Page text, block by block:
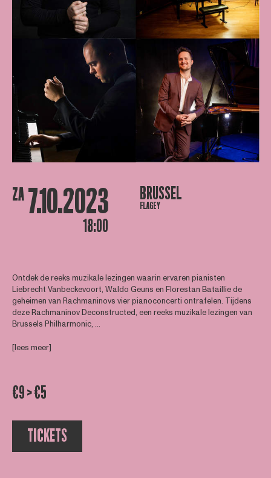
ZA 7.10.2023
18:00
BRUSSEL
FLAGEY
Ontdek de reeks muzikale lezingen waarin ervaren pianisten
Liebrecht Vanbeckevoort, Waldo Geuns en Florestan Bataillie de
geheimen van Rachmaninovs vier pianoconcerti ontrafelen. Tijdens
deze Rachmaninov Deconstructed, een reeks muzikale lezingen van
Brussels Philharmonic, ...
[lees meer]
€9 > €5
TICKETS